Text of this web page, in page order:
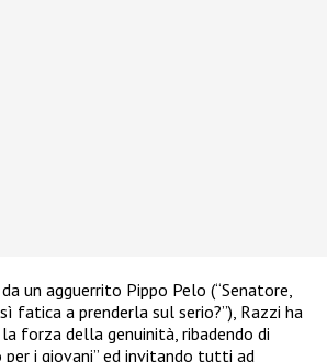
un agguerrito Pippo Pelo (“Senatore,
fatica a prenderla sul serio?”), Razzi ha
forza della genuinità, ribadendo di
per i giovani” ed invitando tutti ad